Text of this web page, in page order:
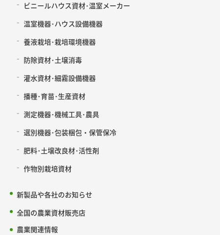
ビニールハウス資材･温室メーカー
温室機器･ハウス設備機器
養液栽培･栽培環境機器
防除資材･土壌消毒
灌水資材･細霧設備機器
播種･育苗･生産資材
測定機器･機械工具･農具
選別機器･包装梱包・保管保冷
肥料･土壌改良材･活性剤
作物別栽培資材
新製品や各社のお知らせ
全国の農業資材販売店
農業関連情報